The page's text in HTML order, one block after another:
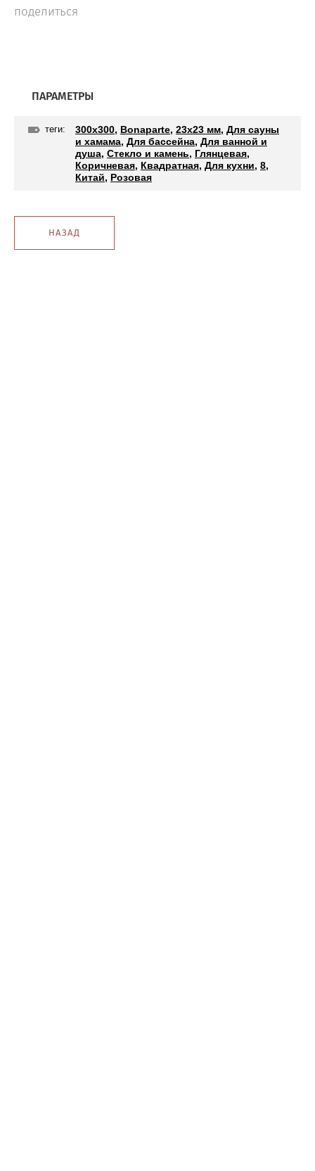
поделиться
ПАРАМЕТРЫ
теги: 300x300, Bonaparte, 23x23 мм, Для сауны
и хамама, Для бассейна, Для ванной и
душа, Стекло и камень, Глянцевая,
Коричневая, Квадратная, Для кухни, 8,
Китай, Розовая
НАЗАД